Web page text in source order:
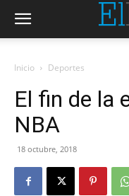
Inicio Deportes
El fin de la
NBA
18 octubre, 2018